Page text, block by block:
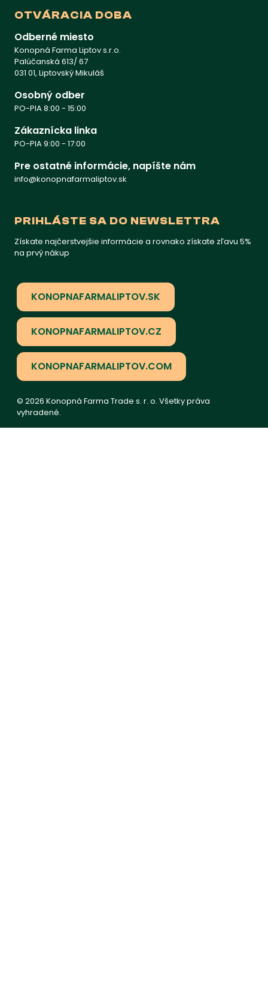
OTVÁRACIA DOBA
Odberné miesto
Konopná Farma Liptov s.r.o.
Palúčanská 613/ 67
031 01, Liptovský Mikuláš
Osobný odber
PO-PIA 8:00 - 15:00
Zákaznícka linka
PO-PIA 9:00 - 17:00
Pre ostatné informácie, napíšte nám
info@konopnafarmaliptov.sk
PRIHLÁSTE SA DO NEWSLETTRA
Získate najčerstvejšie informácie a rovnako získate zľavu 5%
na prvý nákup
KONOPNAFARMALIPTOV.SK
KONOPNAFARMALIPTOV.CZ
KONOPNAFARMALIPTOV.COM
© 2026 Konopná Farma Trade s. r. o. Všetky práva
vyhradené.